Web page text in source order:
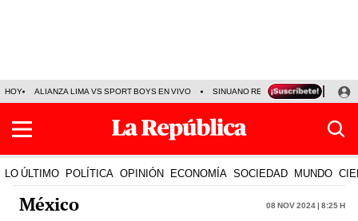
HOY ALIANZA LIMA VS SPORT BOYS EN VIVO SINUANO RESULTADOS HOY
LO ÚLTIMO POLÍTICA OPINIÓN ECONOMÍA SOCIEDAD MUNDO
México 08 Nov 2024 | 8:25 h